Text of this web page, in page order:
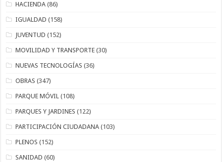
HACIENDA (86)
IGUALDAD (158)
JUVENTUD (152)
MOVILIDAD Y TRANSPORTE (30)
NUEVAS TECNOLOGÍAS (36)
OBRAS (347)
PARQUE MÓVIL (108)
PARQUES Y JARDINES (122)
PARTICIPACIÓN CIUDADANA (103)
PLENOS (152)
SANIDAD (60)